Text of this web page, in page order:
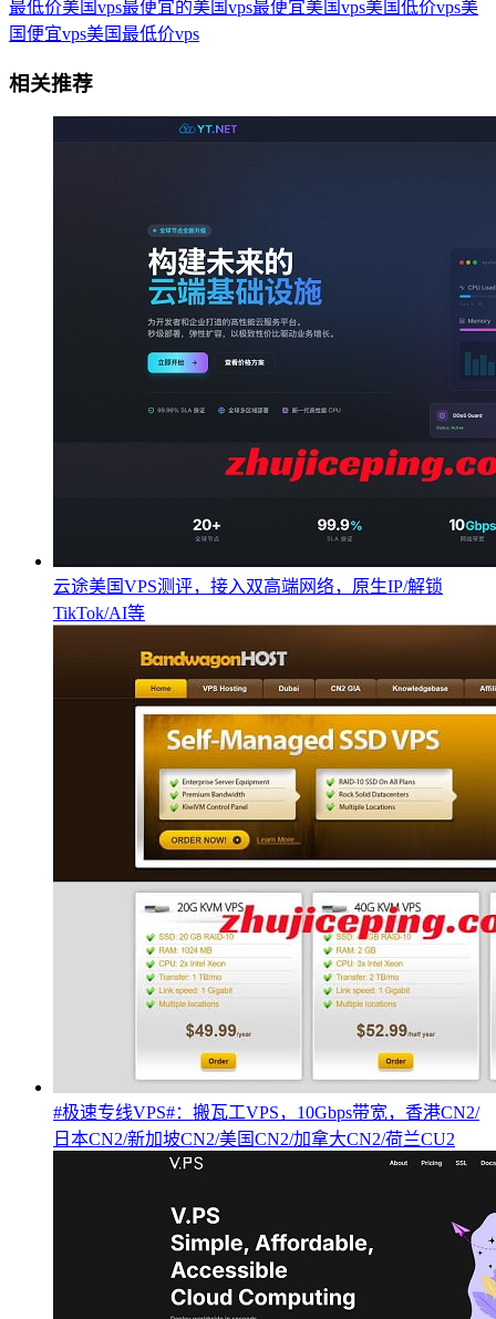
最低价美国vps最便宜的美国vps最便宜美国vps美国低价vps美
国便宜vps美国最低价vps
相关推荐
云途美国VPS测评，接入双高端网络，原生IP/解锁
TikTok/AI等
#极速专线VPS#：搬瓦工VPS，10Gbps带宽，香港CN2/
日本CN2/新加坡CN2/美国CN2/加拿大CN2/荷兰CU2